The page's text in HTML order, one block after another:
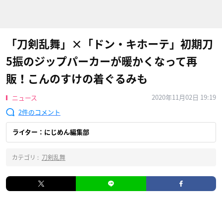
「刀剣乱舞」×「ドン・キホーテ」初期刀
5振のジップパーカーが暖かくなって再
販！こんのすけの着ぐるみも
ニュース
2020年11月02日 19:19
2
ライター：にじめん編集部
カテゴリ : 刀剣乱舞